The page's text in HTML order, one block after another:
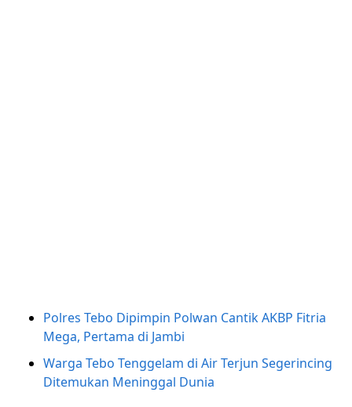
Polres Tebo Dipimpin Polwan Cantik AKBP Fitria
Mega, Pertama di Jambi
Warga Tebo Tenggelam di Air Terjun Segerincing
Ditemukan Meninggal Dunia